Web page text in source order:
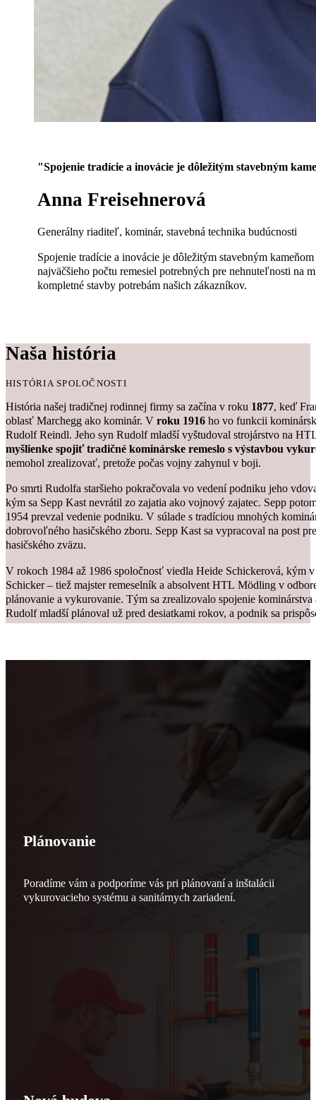
"Spojenie tradície a inovácie je dôležitým stavebným
Anna Freisehnerová
Generálny riaditeľ, kominár, stavebná technika budúcnosti
Spojenie tradície a inovácie je dôležitým stavebným
najväčšieho počtu remesiel potrebných pre nehnuteľnosti
kompletné stavby potrebám našich zákazníkov.
Naša história
HISTÓRIA SPOLOČNOSTI
História našej tradičnej rodinnej firmy sa začína v roku 1877, keď
oblasť Marchegg ako kominár. V roku 1916 ho vo funkcii
Rudolf Reindl. Jeho syn Rudolf mladší vyštudoval strojárstvo na
myšlienke spojiť tradičné kominárske remeslo s výstavbou
nemohol zrealizovať, pretože počas vojny zahynul v boji.
Po smrti Rudolfa staršieho pokračovala vo vedení podniku jeho
kým sa Sepp Kast nevrátil zo zajatia ako vojnový zajatec. Sepp
1954 prevzal vedenie podniku. V súlade s tradíciou mnohých
dobrovoľného hasičského zboru. Sepp Kast sa vypracoval na post
hasičského zväzu.
V rokoch 1984 až 1986 spoločnosť viedla Heide Schickerová, kým
Schicker – tiež majster remeselník a absolvent HTL Mödling v
plánovanie a vykurovanie. Tým sa zrealizovalo spojenie
Rudolf mladší plánoval už pred desiatkami rokov, a podnik sa
Plánovanie
Poradíme vám a podporíme vás pri plánovaní a inštalácii
vykurovacieho systému a sanitárnych zariadení.